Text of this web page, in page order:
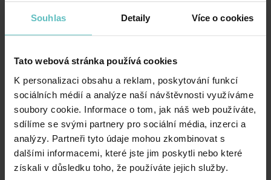
Souhlas Detaily Více o cookies
Tato webová stránka používá cookies
K personalizaci obsahu a reklam, poskytování funkcí
sociálních médií a analýze naší návštěvnosti využíváme
soubory cookie. Informace o tom, jak náš web používáte,
sdílíme se svými partnery pro sociální média, inzerci a
analýzy. Partneři tyto údaje mohou zkombinovat s
dalšími informacemi, které jste jim poskytli nebo které
získali v důsledku toho, že používáte jejich služby.
zavinovačka usnadňuje krmení a nošení dítěte a po
podložka. Ideální k zabalení, přebalování, krmení a
hraní.
Protichvěcí oboustranný polštář Motýlek
podpírá
hlavičku dítěte během cestování, zabraňuje
nekontrolovanému kývání ze strany na stranu a
chrání citlivou krční páteř dítěte.